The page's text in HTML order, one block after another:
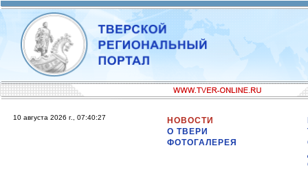
10 августа 2026 г., 07:40:27
НОВОСТИ
О ТВЕРИ
ФОТОГАЛЕРЕЯ